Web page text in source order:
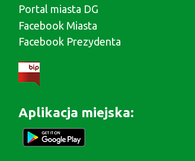
Portal miasta DG
Facebook Miasta
Facebook Prezydenta
Aplikacja miejska: